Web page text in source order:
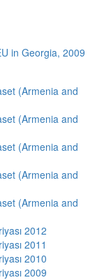
in Georgia, 2009
(Armenia and
(Armenia and
(Armenia and
(Armenia and
(Armenia and
2012
2011
2010
2009